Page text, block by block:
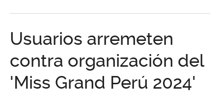
Usuarios arremeten
contra organización del
'Miss Grand Perú 2024'